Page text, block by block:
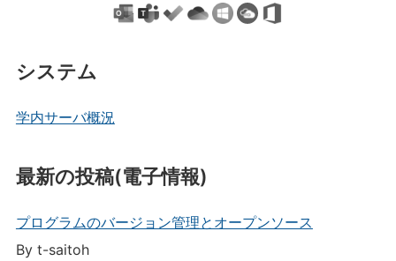
システム
学内サーバ概況
最新の投稿(電子情報)
プログラムのバージョン管理とオープンソース
By t-saitoh